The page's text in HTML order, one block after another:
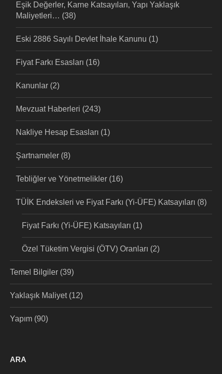
Eşik Değerler, Karne Katsayıları, Yapı Yaklaşık
Maliyetleri… (38)
Eski 2886 Sayılı Devlet İhale Kanunu (1)
Fiyat Farkı Esasları (16)
Kanunlar (2)
Mevzuat Haberleri (243)
Nakliye Hesap Esasları (1)
Şartnameler (8)
Tebliğler ve Yönetmelikler (16)
TÜİK Endeksleri ve Fiyat Farkı (Yi-ÜFE) Katsayıları (8)
Fiyat Farkı (Yi-ÜFE) Katsayıları (1)
Özel Tüketim Vergisi (ÖTV) Oranları (2)
Temel Bilgiler (39)
Yaklaşık Maliyet(12)
Yapım (90)
ARA